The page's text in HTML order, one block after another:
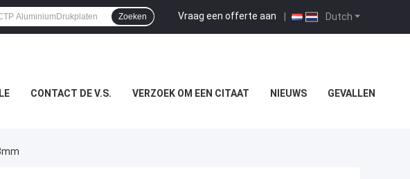
Dutch
Vraag een offerte aan |
Zoeken
CONTACT DE V.S. VERZOEK OM EEN CITAAT NIEUWS GEVALLEN